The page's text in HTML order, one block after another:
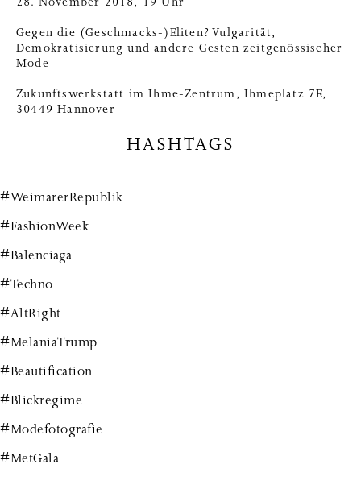
28. November 2018, 19 Uhr
Gegen die (Geschmacks-)Eliten? Vulgarität,
Demokratisierung und andere Gesten zeitgenössischer
Mode
Zukunftswerkstatt im Ihme-Zentrum, Ihmeplatz 7E,
30449 Hannover
HASHTAGS
#WeimarerRepublik
#FashionWeek
#Balenciaga
#Techno
#AltRight
#MelaniaTrump
#Beautification
#Blickregime
#Modefotografie
#MetGala